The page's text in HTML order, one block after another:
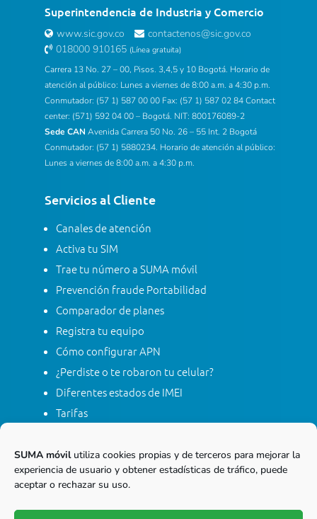
SUMA móvilutiliza cookies propias y de terceros para mejorar la
experiencia de usuario y obtener estadísticas de tráfico, puede
aceptar o rechazar su uso.
Superintendencia de Industria y Comercio
www.sic.gov.co
contactenos@sic.gov.co
018000 910165 (Línea gratuita)
Carrera 13 No. 27 – 00, Pisos. 3,4,5 y 10 Bogotá. Horario de
atención al público: Lunes a viernes de 8:00 a.m. a 4:30 p.m.
Conmutador: (57 1) 587 00 00 Fax: (57 1) 587 02 84 Contact
center: (571) 592 04 00 – Bogotá. NIT: 800176089-2
Sede CAN Avenida Carrera 50 No. 26 – 55 Int. 2 Bogotá
Conmutador: (57 1) 5880234. Horario de atención al público:
Lunes a viernes de 8:00 a.m. a 4:30 p.m.
Servicios al Cliente
Canales de atención
Activa tu SIM
Trae tu número a SUMA móvil
Prevención fraude Portabilidad
Comparador de planes
Registra tu equipo
Cómo configurar APN
¿Perdiste o te robaron tu celular?
Diferentes estados de IMEI
Tarifas
Apagón red móvil 2G